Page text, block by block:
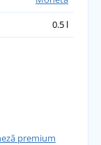
0.5 l
premium